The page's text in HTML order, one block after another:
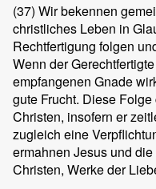
(37) Wir bekennen
christliches Leben in
Rechtfertigung folgen
Wenn der
empfangenen Gnade
gute Frucht. Diese
Christen, insofern er
zugleich eine
ermahnen Jesus und
Christen, Werke der